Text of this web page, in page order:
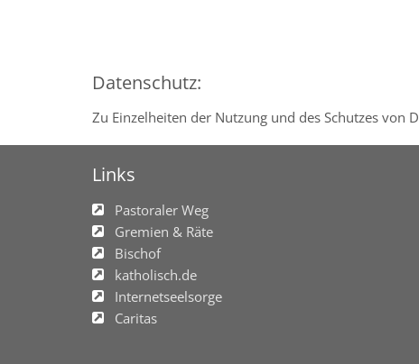
Datenschutz:
Zu Einzelheiten der Nutzung und des Schutzes von
Links
Pastoraler Weg
Gremien & Räte
Bischof
katholisch.de
Internetseelsorge
Caritas